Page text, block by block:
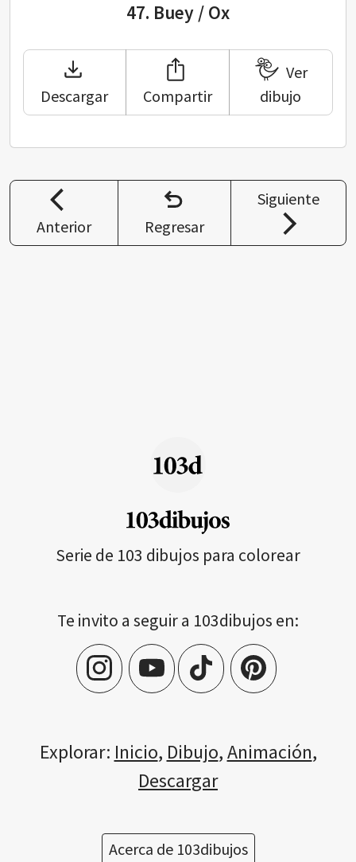
47. Buey / Ox
Descargar Compartir
Ver
dibujo
Anterior Regresar
Siguiente
Serie de 103 dibujos para colorear
Te invito a seguir a 103dibujos en:
Explorar: Inicio, Dibujo,Animación,
Descargar
Acerca de 103dibujos